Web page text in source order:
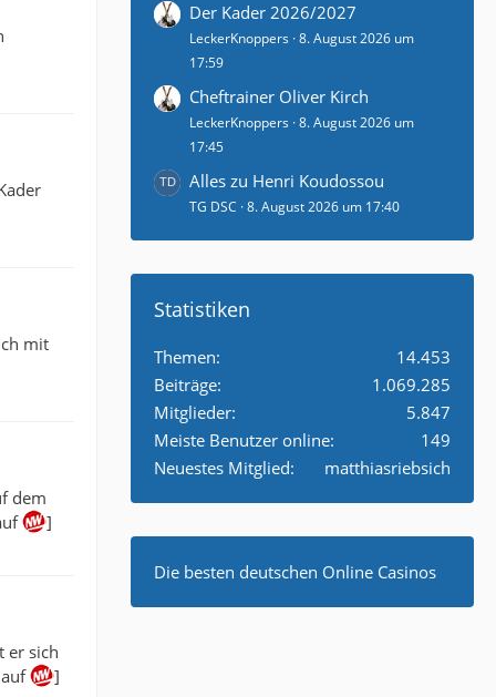
mit
dem
]
er sich
]
Der Kader 2026/2027
LeckerKnoppers 8. August 2026 um
17:59
Cheftrainer Oliver Kirch
LeckerKnoppers 8. August 2026 um
17:45
Alles zu Henri Koudossou
TG DSC 8. August 2026 um 17:40
Statistiken
Themen
14.453
Beiträge
1.069.285
Mitglieder
5.847
Meiste Benutzer online
149
Neuestes Mitglied
matthiasriebsich
Die besten deutschen Online Casinos